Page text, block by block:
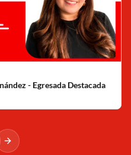
- Egresada Destacada